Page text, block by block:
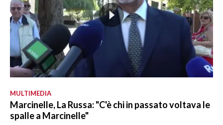
MULTIMEDIA
Marcinelle, La Russa: "C'è chi in passato voltava le
spalle a Marcinelle"